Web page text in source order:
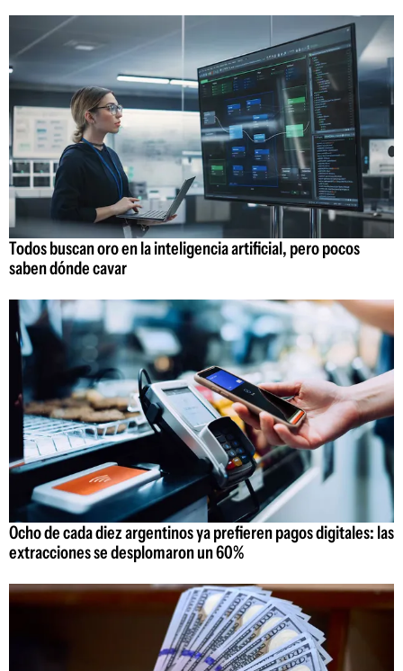
Todos buscan oro en la inteligencia artificial, pero pocos
saben dónde cavar
Ocho de cada diez argentinos ya prefieren pagos digitales: las
extracciones se desplomaron un 60%